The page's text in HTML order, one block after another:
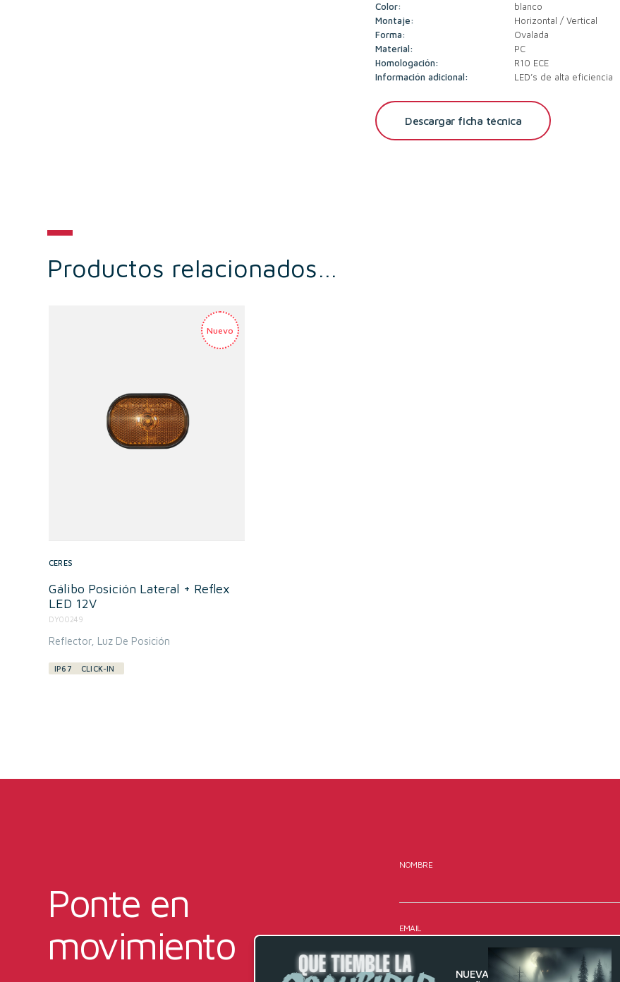
NUEVA
Color:
blanco
Montaje:
Horizontal / Vertical
Forma:
Ovalada
Material:
PC
Homologación:
R10 ECE
Información adicional:
LED’s de alta eficiencia
Descargar ficha técnica
Productos relacionados…
CERES
Gálibo Posición Lateral + Reflex
LED 12V
DY00249
Reflector Luz De Posición
IP67 CLICK-IN
Ponte en
movimiento
NOMBRE
EMAIL